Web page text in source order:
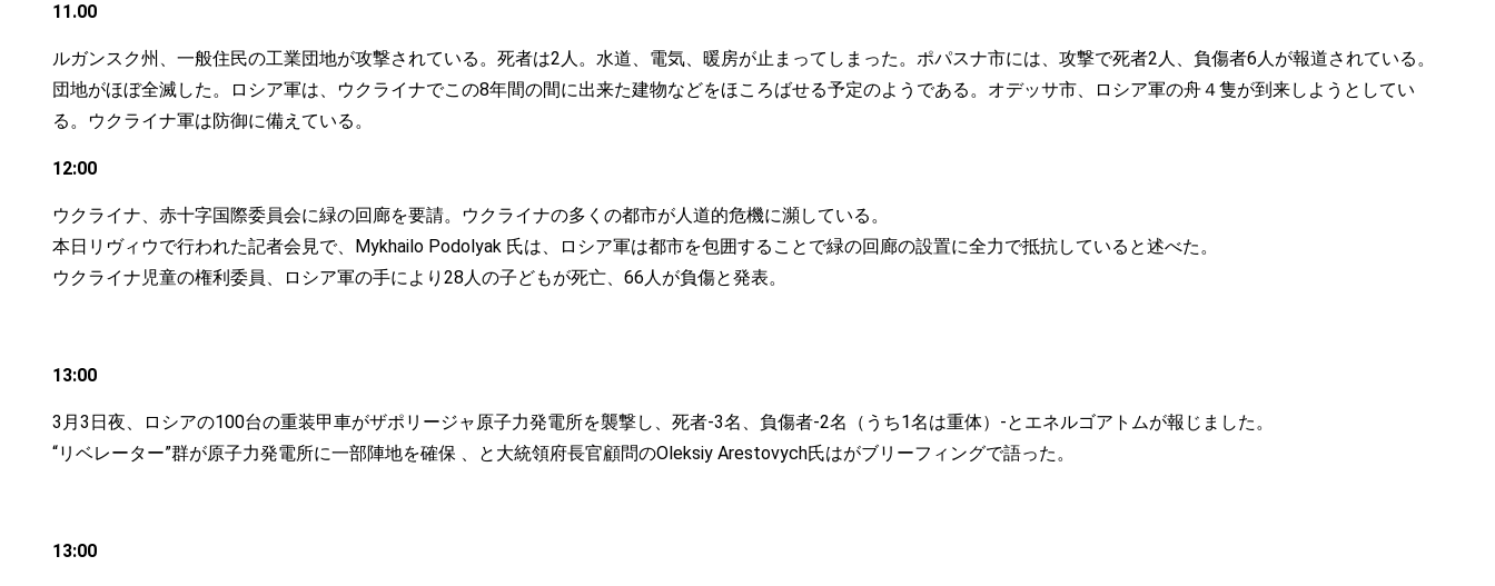
11.00
ルガンスク州、一般住民の工業団地が攻撃されている。死者は2人。水道、電気、暖房が止まってしまった。ポパスナ市には、攻撃で死者2人、負傷者6人が報道されている。
団地がほぼ全滅した。ロシア軍は、ウクライナでこの8年間の間に出来た建物などをほころばせる予定のようである。オデッサ市、ロシア軍の舟４隻が到来しようとしてい
る。ウクライナ軍は防御に備えている。
12:00
ウクライナ、赤十字国際委員会に緑の回廊を要請。ウクライナの多くの都市が人道的危機に瀕している。
本日リヴィウで行われた記者会見で、Mykhailo Podolyak 氏は、ロシア軍は都市を包囲することで緑の回廊の設置に全力で抵抗していると述べた。
ウクライナ児童の権利委員、ロシア軍の手により28人の子どもが死亡、66人が負傷と発表。
13:00
3月3日夜、ロシアの100台の重装甲車がザポリージャ原子力発電所を襲撃し、死者-3名、負傷者-2名（うち1名は重体）-とエネルゴアトムが報じました。
“リベレーター”群が原子力発電所に一部陣地を確保 、と大統領府長官顧問のOleksiy Arestovych氏はがブリーフィングで語った。
13:00